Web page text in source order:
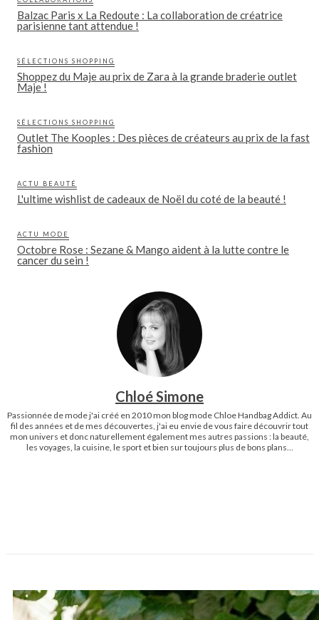
Balzac Paris x La Redoute : La collaboration de créatrice
parisienne tant attendue !
SÉLECTIONS SHOPPING
Shoppez du Maje au prix de Zara à la grande braderie outlet
Maje !
SÉLECTIONS SHOPPING
Outlet The Kooples : Des pièces de créateurs au prix de la fast
fashion
ACTU BEAUTÉ
L'ultime wishlist de cadeaux de Noël du coté de la beauté !
ACTU MODE
Octobre Rose : Sezane & Mango aident à la lutte contre le
cancer du sein !
Chloé Simone
Passionnée de mode j'ai créé en 2010 mon blog mode Chloe Handbag Addict. Au
fil des années et de mes découvertes, j'ai eu envie de vous faire découvrir tout
mon univers et donc naturellement également mes autres passions : la beauté,
les voyages, la cuisine, le sport et bien sur toujours plus de bons plans...